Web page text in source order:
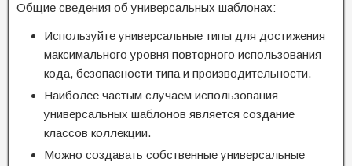
Общие сведения об универсальных шаблонах:
Используйте универсальные типы для достижения
максимального уровня повторного использования
кода, безопасности типа и производительности.
Наиболее частым случаем использования
универсальных шаблонов является создание
классов коллекции.
Можно создавать собственные универсальные